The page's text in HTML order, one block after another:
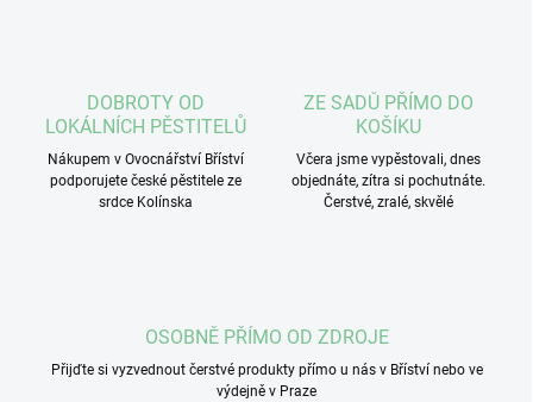
DOBROTY OD
LOKÁLNÍCH PĚSTITELŮ
Nákupem v Ovocnářství Bříství
podporujete české pěstitele ze
srdce Kolínska
ZE SADŮ PŘÍMO DO
KOŠÍKU
Včera jsme vypěstovali, dnes
objednáte, zítra si pochutnáte.
Čerstvé, zralé, skvělé
OSOBNĚ PŘÍMO OD ZDROJE
Přijďte si vyzvednout čerstvé produkty přímo u nás v Bříství nebo ve
výdejně v Praze